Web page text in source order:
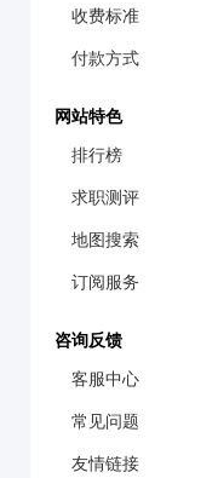
收费标准
付款方式
网站特色
排行榜
求职测评
地图搜索
订阅服务
咨询反馈
客服中心
常见问题
友情链接